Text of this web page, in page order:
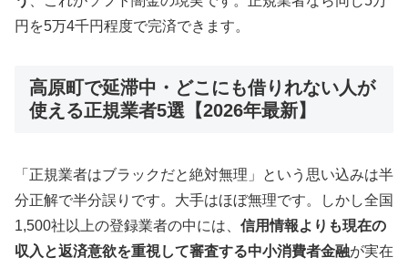
円を5万4千円程度で完済できます。
高原町で延滞中・どこにも借りれない人が
使える正規業者5選【2026年最新】
「正規業者はブラックだと絶対無理」という思い込みは半
分正解で半分誤りです。大手はほぼ無理です。しかし全国
1,500社以上の登録業者の中には、 信用情報よりも現在の
収入と返済意欲を重視して審査する中小消費者金融が実在